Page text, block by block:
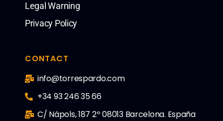
Legal Warning
Privacy Policy
CONTACT
info@torrespardo.com
+34 93 246 35 66
C/ Nápols, 187 2º 08013 Barcelona. España